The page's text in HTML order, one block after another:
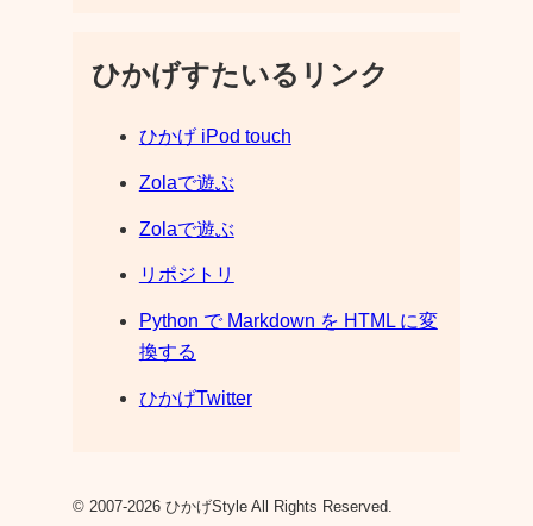
ひかげすたいるリンク
ひかげ iPod touch
Zolaで遊ぶ
Zolaで遊ぶ
リポジトリ
Python で Markdown を HTML に変
換する
ひかげTwitter
© 2007-2026 ひかげStyle All Rights Reserved.